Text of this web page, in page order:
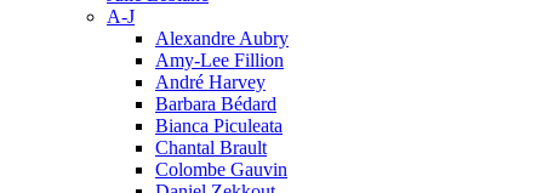
A-J
Alexandre Aubry
Amy-Lee Fillion
André Harvey
Barbara Bédard
Bianca Piculeata
Chantal Brault
Colombe Gauvin